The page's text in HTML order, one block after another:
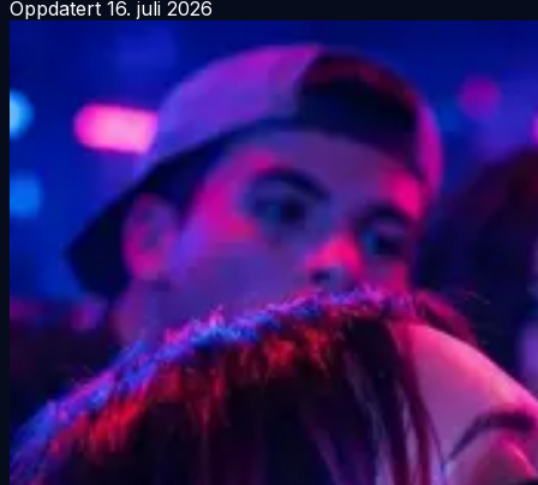
Oppdatert 16. juli 2026